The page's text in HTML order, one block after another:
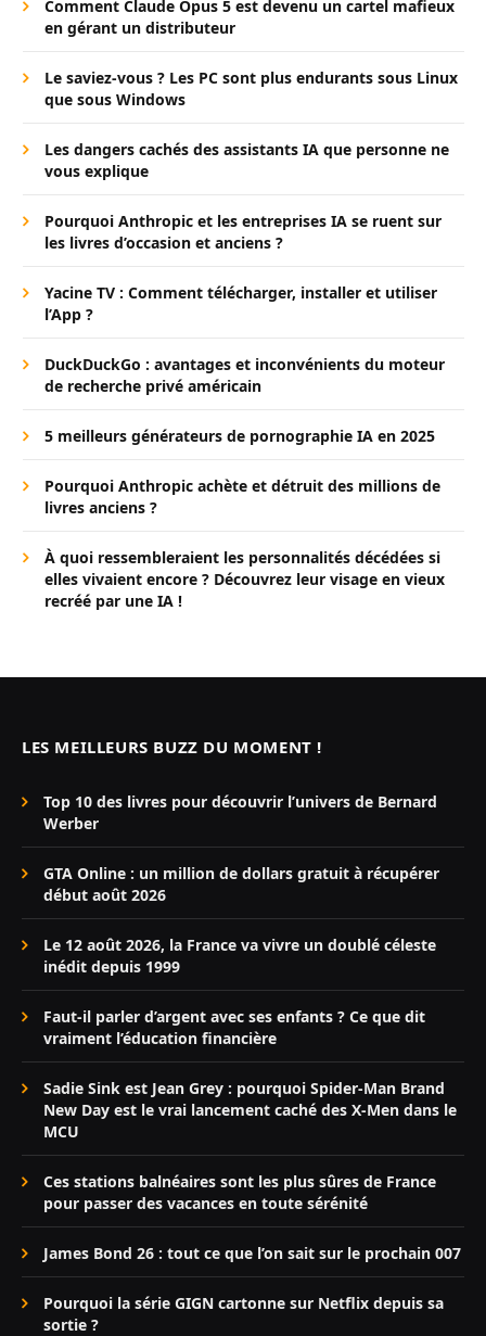
Comment Claude Opus 5 est devenu un cartel mafieux
en gérant un distributeur
Le saviez-vous ? Les PC sont plus endurants sous Linux
que sous Windows
Les dangers cachés des assistants IA que personne ne
vous explique
Pourquoi Anthropic et les entreprises IA se ruent sur
les livres d’occasion et anciens ?
Yacine TV : Comment télécharger, installer et utiliser
l’App ?
DuckDuckGo : avantages et inconvénients du moteur
de recherche privé américain
5 meilleurs générateurs de pornographie IA en 2025
Pourquoi Anthropic achète et détruit des millions de
livres anciens ?
À quoi ressembleraient les personnalités décédées si
elles vivaient encore ? Découvrez leur visage en vieux
recréé par une IA !
LES MEILLEURS BUZZ DU MOMENT !
Top 10 des livres pour découvrir l’univers de Bernard
Werber
GTA Online : un million de dollars gratuit à récupérer
début août 2026
Le 12 août 2026, la France va vivre un doublé céleste
inédit depuis 1999
Faut-il parler d’argent avec ses enfants ? Ce que dit
vraiment l’éducation financière
Sadie Sink est Jean Grey : pourquoi Spider-Man Brand
New Day est le vrai lancement caché des X-Men dans le
MCU
Ces stations balnéaires sont les plus sûres de France
pour passer des vacances en toute sérénité
James Bond 26 : tout ce que l’on sait sur le prochain 007
Pourquoi la série GIGN cartonne sur Netflix depuis sa
sortie ?